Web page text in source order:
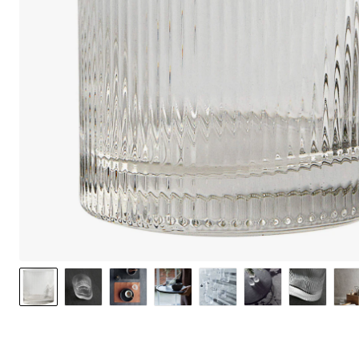
We
We use
option to
may